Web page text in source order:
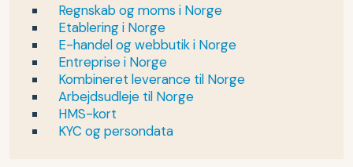
Regnskab og moms i Norge
Etablering i Norge
E-handel og webbutik i Norge
Entreprise i Norge
Kombineret leverance til Norge
Arbejdsudleje til Norge
HMS-kort
KYC og persondata